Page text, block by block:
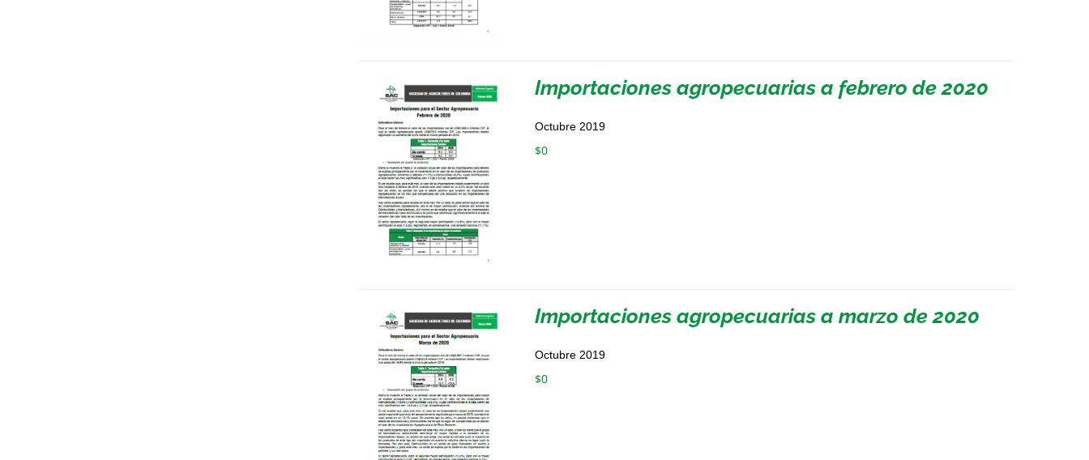
Importaciones agropecuarias a febrero de 2020
Octubre 2019
$0
Importaciones agropecuarias a marzo de 2020
Octubre 2019
$0